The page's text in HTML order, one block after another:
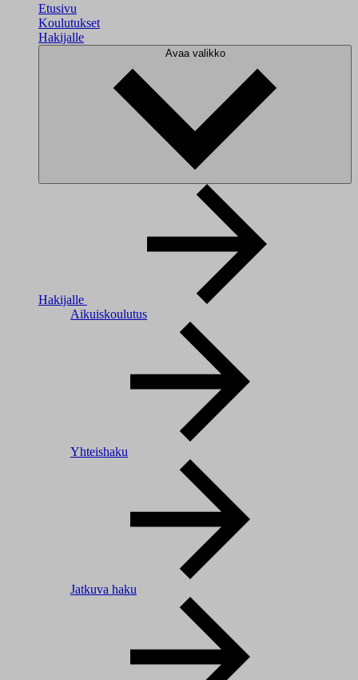
Etusivu
Koulutukset
Hakijalle
Avaa valikko
Hakijalle
Aikuiskoulutus
Yhteishaku
Jatkuva haku